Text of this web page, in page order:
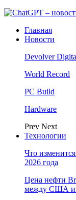
Главная
Новости
Devolver
World Record
PC Build
Hardware
Prev Next
Технологии
Что
2026 года
Цена нефти
между США и